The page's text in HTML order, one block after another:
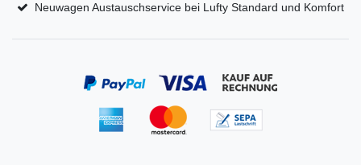
Neuwagen Austauschservice bei Lufty Standard und Komfort